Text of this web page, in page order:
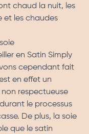
chaud la nuit, les
et les chaudes
en Satin Simply
cependant fait
en effet un
respectueuse
le processus
De plus, la soie
que le satin